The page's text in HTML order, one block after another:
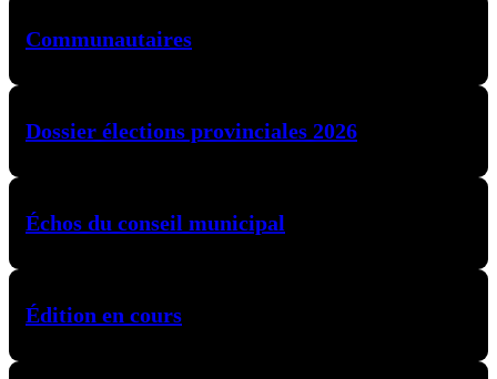
Communautaires
Dossier élections provinciales 2026
Échos du conseil municipal
Édition en cours